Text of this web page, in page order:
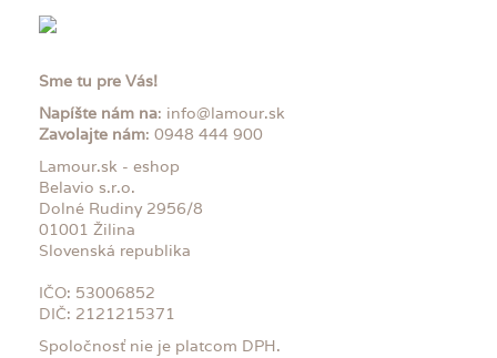
Sme tu pre Vás!
Napíšte nám na: info@lamour.sk
Zavolajte nám: 0948 444 900
Lamour.sk - eshop
Belavio s.r.o.
Dolné Rudiny 2956/8
01001 Žilina
Slovenská republika
IČO: 53006852
DIČ: 2121215371
Spoločnosť nie je platcom DPH.